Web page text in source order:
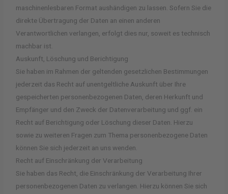
maschinenlesbaren Format aushändigen zu lassen. Sofern Sie die
direkte Übertragung der Daten an einen anderen
Verantwortlichen verlangen, erfolgt dies nur, soweit es technisch
machbar ist.
Auskunft, Löschung und Berichtigung
Sie haben im Rahmen der geltenden gesetzlichen Bestimmungen
jederzeit das Recht auf unentgeltliche Auskunft über Ihre
gespeicherten personenbezogenen Daten, deren Herkunft und
Empfänger und den Zweck der Datenverarbeitung und ggf. ein
Recht auf Berichtigung oder Löschung dieser Daten. Hierzu
sowie zu weiteren Fragen zum Thema personenbezogene Daten
können Sie sich jederzeit an uns wenden.
Recht auf Einschränkung der Verarbeitung
Sie haben das Recht, die Einschränkung der Verarbeitung Ihrer
personenbezogenen Daten zu verlangen. Hierzu können Sie sich